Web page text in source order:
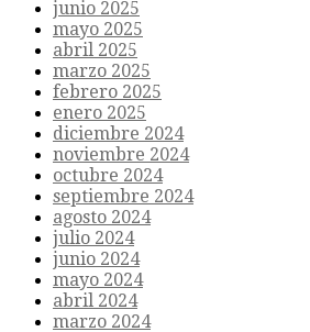
junio 2025
mayo 2025
abril 2025
marzo 2025
febrero 2025
enero 2025
diciembre 2024
noviembre 2024
octubre 2024
septiembre 2024
agosto 2024
julio 2024
junio 2024
mayo 2024
abril 2024
marzo 2024